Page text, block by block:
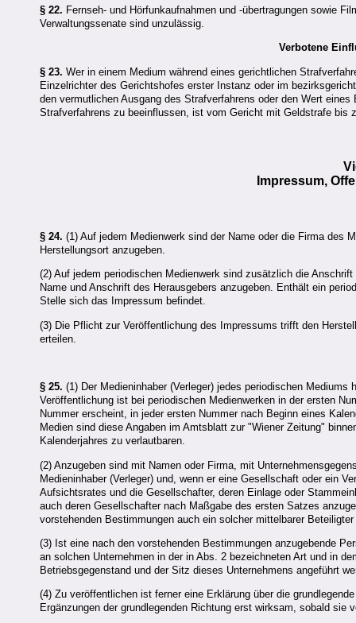
§ 22. Fernseh- und Hörfunkaufnahmen und -übertragungen sowie
Verwaltungssenate sind unzulässig.
Verbotene
§ 23. Wer in einem Medium während eines gerichtlichen
Einzelrichter des Gerichtshofes erster Instanz oder im
den vermutlichen Ausgang des Strafverfahrens oder den Wert
Strafverfahrens zu beeinflussen, ist vom Gericht mit Geldstrafe bis
Impressum,
§ 24. (1) Auf jedem Medienwerk sind der Name oder die Firma des
Herstellungsort anzugeben.
(2) Auf jedem periodischen Medienwerk sind zusätzlich die
Name und Anschrift des Herausgebers anzugeben. Enthält ein
Stelle sich das Impressum befindet.
(3) Die Pflicht zur Veröffentlichung des Impressums trifft den
erteilen.
§ 25. (1) Der Medieninhaber (Verleger) jedes periodischen
Veröffentlichung ist bei periodischen Medienwerken in der ersten
Nummer erscheint, in jeder ersten Nummer nach Beginn eines
Medien sind diese Angaben im Amtsblatt zur "Wiener Zeitung"
Kalenderjahres zu verlautbaren.
(2) Anzugeben sind mit Namen oder Firma, mit
Medieninhaber (Verleger) und, wenn er eine Gesellschaft oder ein
Aufsichtsrates und die Gesellschafter, deren Einlage oder
auch deren Gesellschafter nach Maßgabe des ersten Satzes
vorstehenden Bestimmungen auch ein solcher mittelbarer
(3) Ist eine nach den vorstehenden Bestimmungen anzugebende
an solchen Unternehmen in der in Abs. 2 bezeichneten Art und in
Betriebsgegenstand und der Sitz dieses Unternehmens angeführt
(4) Zu veröffentlichen ist ferner eine Erklärung über die
Ergänzungen der grundlegenden Richtung erst wirksam, sobald sie